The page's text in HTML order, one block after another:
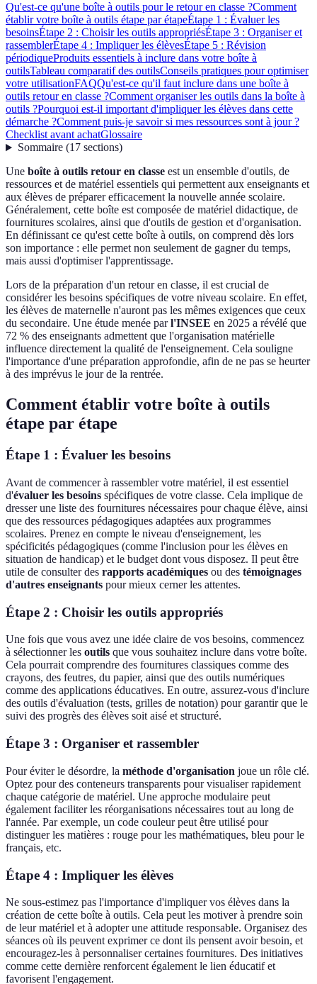
Qu'est-ce qu'une boîte à outils pour le retour en classe ?Comment
établir votre boîte à outils étape par étapeÉtape 1 : Évaluer les
besoinsÉtape 2 : Choisir les outils appropriésÉtape 3 : Organiser et
rassemblerÉtape 4 : Impliquer les élèvesÉtape 5 : Révision
périodiqueProduits essentiels à inclure dans votre boîte à
outilsTableau comparatif des outilsConseils pratiques pour optimiser
votre utilisationFAQQu'est-ce qu'il faut inclure dans une boîte à
outils retour en classe ?Comment organiser les outils dans la boîte à
outils ?Pourquoi est-il important d'impliquer les élèves dans cette
démarche ?Comment puis-je savoir si mes ressources sont à jour ?
Checklist avant achatGlossaire
Sommaire(17 sections)
Une boîte à outils retour en classe est un ensemble d'outils, de
ressources et de matériel essentiels qui permettent aux enseignants et
aux élèves de préparer efficacement la nouvelle année scolaire.
Généralement, cette boîte est composée de matériel didactique, de
fournitures scolaires, ainsi que d'outils de gestion et d'organisation.
En définissant ce qu'est cette boîte à outils, on comprend dès lors
son importance : elle permet non seulement de gagner du temps,
mais aussi d'optimiser l'apprentissage.
Lors de la préparation d'un retour en classe, il est crucial de
considérer les besoins spécifiques de votre niveau scolaire. En effet,
les élèves de maternelle n'auront pas les mêmes exigences que ceux
du secondaire. Une étude menée parl'INSEE en 2025 a révélé que
72 % des enseignants admettent que l'organisation matérielle
influence directement la qualité de l'enseignement. Cela souligne
l'importance d'une préparation approfondie, afin de ne pas se heurter
à des imprévus le jour de la rentrée.
Comment établir votre boîte à outils
étape par étape
Étape 1 : Évaluer les besoins
Avant de commencer à rassembler votre matériel, il est essentiel
d'évaluer les besoins spécifiques de votre classe. Cela implique de
dresser une liste des fournitures nécessaires pour chaque élève, ainsi
que des ressources pédagogiques adaptées aux programmes
scolaires. Prenez en compte le niveau d'enseignement, les
spécificités pédagogiques (comme l'inclusion pour les élèves en
situation de handicap) et le budget dont vous disposez. Il peut être
utile de consulter des rapports académiques ou des témoignages
d'autres enseignants pour mieux cerner les attentes.
Étape 2 : Choisir les outils appropriés
Une fois que vous avez une idée claire de vos besoins, commencez
à sélectionner les outils que vous souhaitez inclure dans votre boîte.
Cela pourrait comprendre des fournitures classiques comme des
crayons, des feutres, du papier, ainsi que des outils numériques
comme des applications éducatives. En outre, assurez-vous d'inclure
des outils d'évaluation (tests, grilles de notation) pour garantir que le
suivi des progrès des élèves soit aisé et structuré.
Étape 3 : Organiser et rassembler
Pour éviter le désordre, la méthode d'organisation joue un rôle clé.
Optez pour des conteneurs transparents pour visualiser rapidement
chaque catégorie de matériel. Une approche modulaire peut
également faciliter les réorganisations nécessaires tout au long de
l'année. Par exemple, un code couleur peut être utilisé pour
distinguer les matières : rouge pour les mathématiques, bleu pour le
français, etc.
Étape 4 : Impliquer les élèves
Ne sous-estimez pas l'importance d'impliquer vos élèves dans la
création de cette boîte à outils. Cela peut les motiver à prendre soin
de leur matériel et à adopter une attitude responsable. Organisez des
séances où ils peuvent exprimer ce dont ils pensent avoir besoin, et
encouragez-les à personnaliser certaines fournitures. Des initiatives
comme cette dernière renforcent également le lien éducatif et
favorisent l'engagement.